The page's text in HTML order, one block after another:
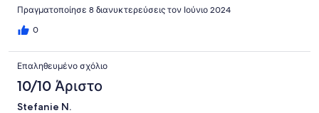
Πραγματοποίησε 8 διανυκτερεύσεις τον Ιούνιο 2024
0
Επαληθευμένο σχόλιο
10/10 Άριστο
Stefanie N.